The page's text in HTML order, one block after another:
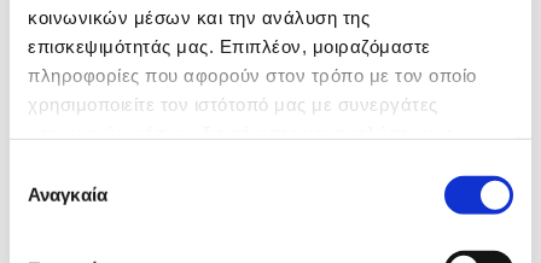
κοινωνικών μέσων και την ανάλυση της
επισκεψιμότητάς μας. Επιπλέον, μοιραζόμαστε
πληροφορίες που αφορούν στον τρόπο με τον οποίο
χρησιμοποιείτε τον ιστότοπό μας με συνεργάτες
πληροφορίες που τους έχετε παραχωρήσει ή τις οποίες
έχουν συλλέξει σε σχέση με την από μέρους σας χρήση
συγκατάθεσης
Αναγκαία
ΠΕΡΑΣΤΗ, ΑΞΕΠΕΡΑΣΤΗ!
ΤΑΙΝΙΕΣ